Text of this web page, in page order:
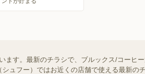
す。最新のチラシで、ブルックス/コーヒ
ュフー）ではお近くの店舗で使える最新の